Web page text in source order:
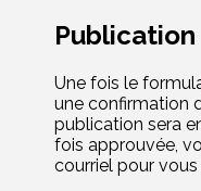
Publication
Une fois le
une confirmation
publication sera
fois approuvée,
courriel pour